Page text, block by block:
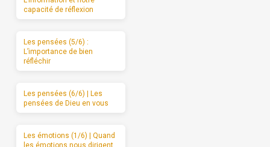
capacité de réflexion
Les pensées (5/6) :
L’importance de bien
réfléchir
Les pensées (6/6) | Les
pensées de Dieu en vous
Les émotions (1/6) | Quand
les émotions nous dirigent